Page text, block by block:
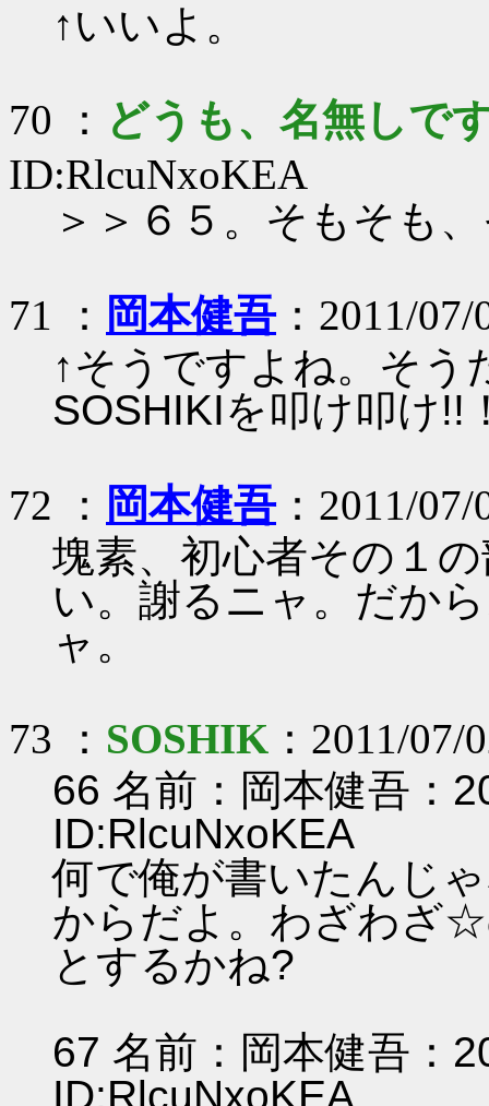
↑いいよ。
70 ： どうも、名無しで
ID:RlcuNxoKEA
＞＞６５。そもそも
71 ： 岡本健吾：2011/
↑そうですよね。そう
SOSHIKIを叩け叩け!!
72 ： 岡本健吾：2011/
塊素、初心者その１
い。謝るニャ。だか
ャ。
73 ： SOSHIK ：2011/
66 名前：岡本健吾：
ID:RlcuNxoKEA
何で俺が書いたんじ
からだよ。わざわざ
とするかね?
67 名前：岡本健吾：
ID:RlcuNxoKEA